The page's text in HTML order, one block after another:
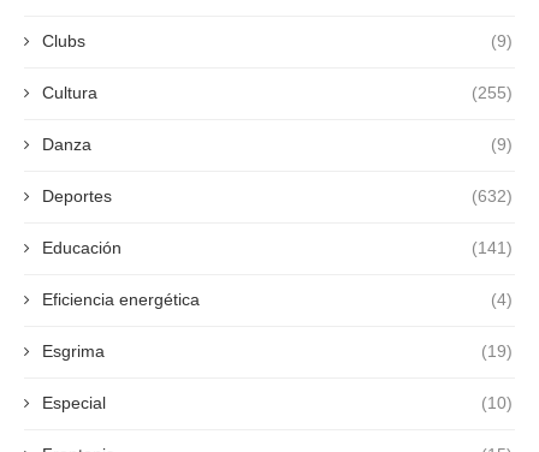
Clubs (9)
Cultura (255)
Danza (9)
Deportes (632)
Educación (141)
Eficiencia energética (4)
Esgrima (19)
Especial (10)